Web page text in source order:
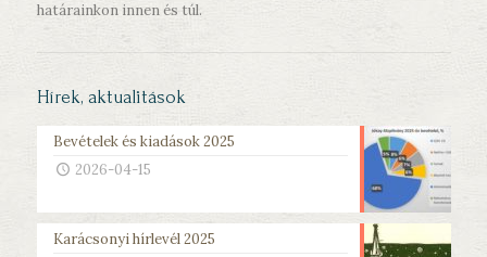
határainkon innen és túl.
Hírek, aktualitások
Bevételek és kiadások 2025
2026-04-15
Karácsonyi hírlevél 2025